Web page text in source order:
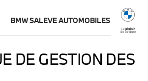
BMW SALEVE AUTOMOBILES
Le plaisir
de conduire
DE GESTION DES